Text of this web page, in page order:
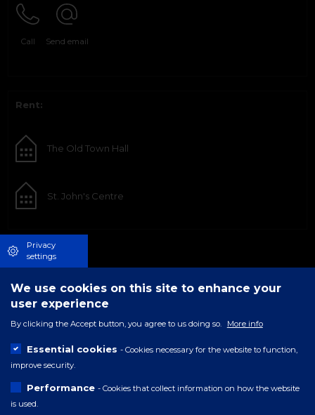
Call Send email
Rent:
The Old Town Hall
St. John's Centre
Privacy
settings
We use cookies on this site to enhance your
user experience
By clicking the Accept button, you agree to us doing so. More info
Essential cookies - Cookies necessary for the website to function,
improve security.
Performance - Cookies that collect information on how the website
is used.